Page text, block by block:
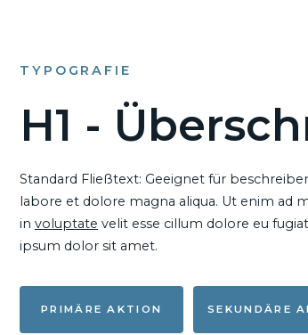
TYPOGRAFIE
H1 -
Standard Fließtext: Geeignet für
labore et dolore magna aliqua. Ut enim ad
in voluptate velit esse cillum dolore eu
ipsum dolor sit amet.
PRIMÄRE AKTION SEKUNDÄRE